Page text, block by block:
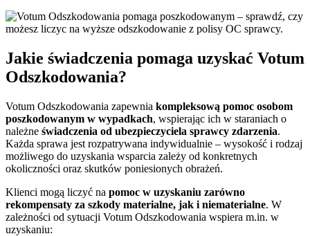
Jakie świadczenia pomaga uzyskać Votum
Odszkodowania?
Votum Odszkodowania zapewnia kompleksową pomoc osobom
poszkodowanym w wypadkach, wspierając ich w staraniach o
należne świadczenia od ubezpieczyciela sprawcy zdarzenia.
Każda sprawa jest rozpatrywana indywidualnie – wysokość i rodzaj
możliwego do uzyskania wsparcia zależy od konkretnych
okoliczności oraz skutków poniesionych obrażeń.
Klienci mogą liczyć na pomoc w uzyskaniu zarówno
rekompensaty za szkody materialne, jak i niematerialne. W
zależności od sytuacji Votum Odszkodowania wspiera m.in. w
uzyskaniu: